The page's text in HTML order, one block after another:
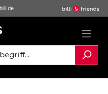
billi.de